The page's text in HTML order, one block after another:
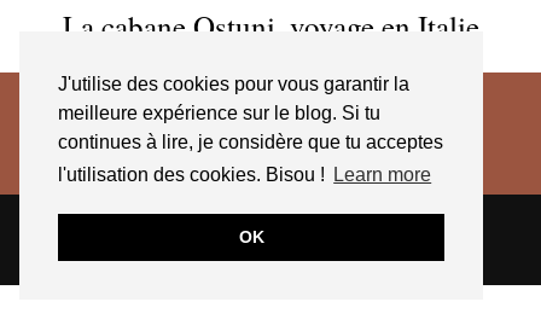
J'utilise des cookies pour vous garantir la
meilleure expérience sur le blog. Si tu
continues à lire, je considère que tu acceptes
l'utilisation des cookies. Bisou !
Learn more
OK
La cabane Ostuni, voyage en Italie
THEME CREATED BYpipdig